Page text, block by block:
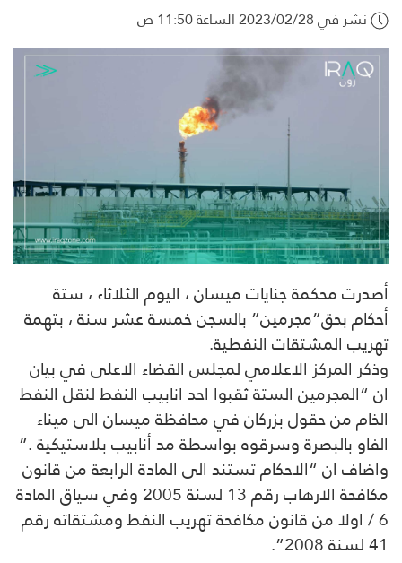
نشر في 2023/02/28 الساعة 11:50 ص
أصدرت محكمة جنايات ميسان ، اليوم الثلاثاء ، ستة
أحكام بحق”مجرمين” بالسجن خمسة عشر سنة ، بتهمة
تهريب المشتقات النفطية.
وذكر المركز الاعلامي لمجلس القضاء الاعلى في بيان
ان “المجرمين الستة ثقبوا احد انابيب النفط لنقل النفط
الخام من حقول بزركان في محافظة ميسان الى ميناء
الفاو بالبصرة وسرقوه بواسطة مد أنابيب بلاستيكية .”
واضاف ان “الاحكام تستند الى المادة الرابعة من قانون
مكافحة الارهاب رقم 13 لسنة 2005 وفي سياق المادة
6 / اولا من قانون مكافحة تهريب النفط ومشتقاته رقم
41 لسنة 2008”.